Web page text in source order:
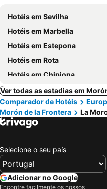
Hotéis em Sevilha
Hotéis em Marbella
Hotéis em Estepona
Hotéis em Rota
Hotéis em Chipiona
Ver todas as estadias em
Comparador de Hotéis
Morón de la Frontera
La
Selecione o seu país
Adicionar no Google
Encontre facilmente os nossos